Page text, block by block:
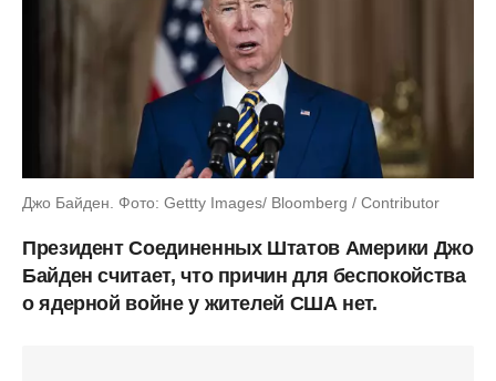
Джо Байден. Фото: Gettty Images/ Bloomberg / Contributor
Президент Соединенных Штатов Америки Джо
Байден считает, что причин для беспокойства
о ядерной войне у жителей США нет.